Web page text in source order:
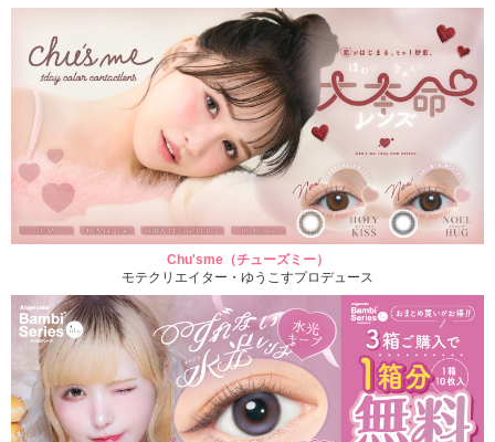
Chu'sme（チューズミー）
モテクリエイター・ゆうこすプロデュース